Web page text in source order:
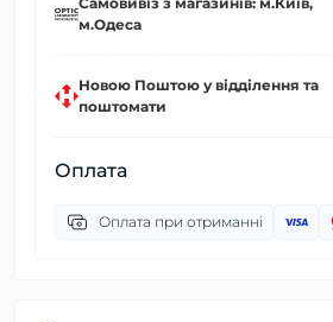
м.Одеса
Новою Поштою у відділення та
поштомати
Оплата
Оплата при отриманні